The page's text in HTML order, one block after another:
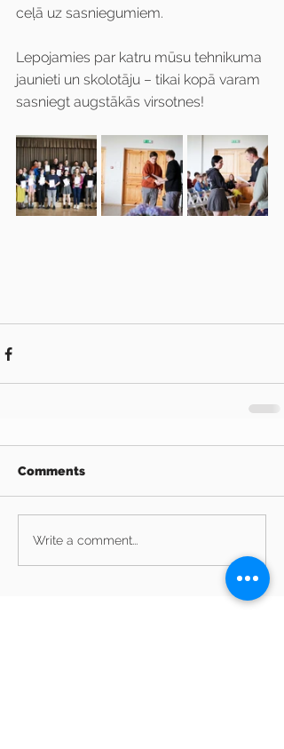
ceļā uz sasniegumiem.
Lepojamies par katru mūsu tehnikuma
jaunieti un skolotāju – tikai kopā varam
sasniegt augstākās virsotnes!
Comments
Write a comment...